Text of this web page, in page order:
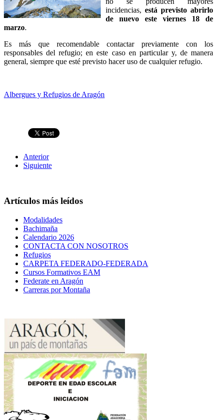
incidencias, está previsto abrirlo
de nuevo este viernes 18 de
marzo.
Es más que recomendable contactar previamente con los
responsables del refugio; en este caso en particular y, de manera
general, siempre que esté previsto hacer uso de cualquier refugio.
Albergues y Refugios de Aragón
Anterior
Siguiente
Artículos más leídos
Modalidades
Bachimaña
Calendario 2026
CONTACTA CON NOSOTROS
Refugios
CARPETA FEDERADO-FEDERADA
Cursos Formativos EAM
Federate en Aragón
Carreras por Montaña